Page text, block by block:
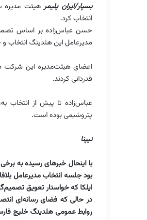
بسپار/ایران پلیمرهیئت‌ مدیره
انتخاب کرد.
حسن عباس‌زاده بر اساس
مدیرعامل این هلدینگ انتخاب
اعضای هیئت‌مدیره این شرکت
قدردانی کردند.
عباس‌زاده تا پیش از انتخاب
پتروشیمی بوده است.
نیپنا
با اینحال خبرهای رسیده به
بود جلسه انتخاب مدیرعامل
ایلکا که خواستار تعویق
روابط عمومی هلدینگ خلیج فارس